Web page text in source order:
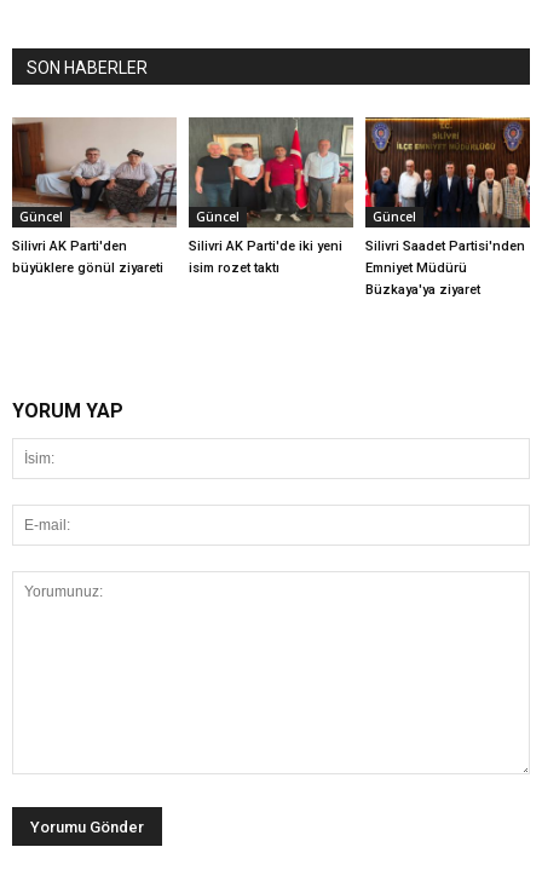
SON HABERLER
Güncel
Silivri AK Parti'den
büyüklere gönül ziyareti
Güncel
Silivri AK Parti'de iki yeni
isim rozet taktı
Güncel
Silivri Saadet Partisi'nden
Emniyet Müdürü
Büzkaya'ya ziyaret
YORUM YAP